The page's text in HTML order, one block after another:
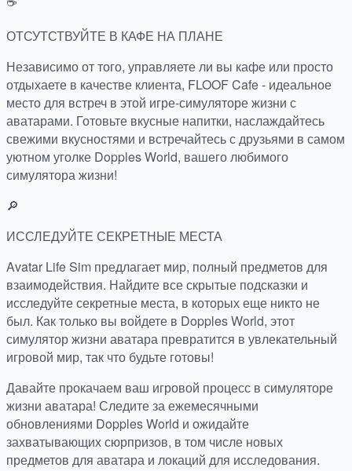
ОТСУТСТВУЙТЕ В КАФЕ НА ПЛАНЕ
Независимо от того, управляете ли вы кафе или просто
отдыхаете в качестве клиента, FLOOF Cafe - идеальное
место для встреч в этой игре-симуляторе жизни с
аватарами. Готовьте вкусные напитки, наслаждайтесь
свежими вкусностями и встречайтесь с друзьями в самом
уютном уголке Dopples World, вашего любимого
симулятора жизни!
🔎
ИССЛЕДУЙТЕ СЕКРЕТНЫЕ МЕСТА
Avatar Life Sim предлагает мир, полный предметов для
взаимодействия. Найдите все скрытые подсказки и
исследуйте секретные места, в которых еще никто не
был. Как только вы войдете в Dopples World, этот
симулятор жизни аватара превратится в увлекательный
игровой мир, так что будьте готовы!
Давайте прокачаем ваш игровой процесс в симуляторе
жизни аватара! Следите за ежемесячными
обновлениями Dopples World и ожидайте
захватывающих сюрпризов, в том числе новых
предметов для аватара и локаций для исследования.